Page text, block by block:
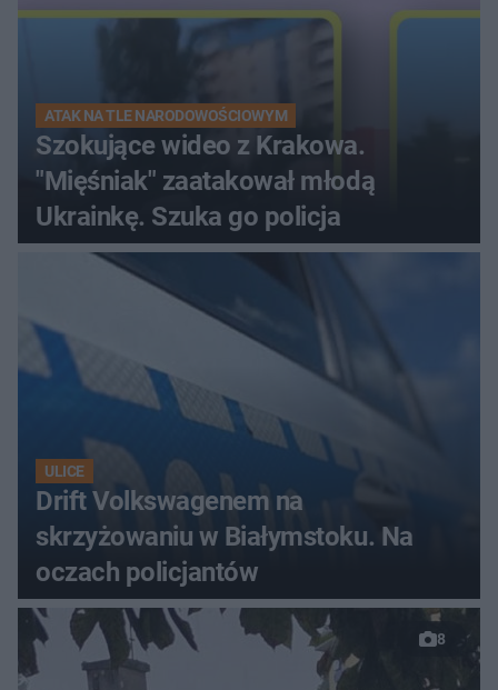
ATAK NA TLE NARODOWOŚCIOWYM
Szokujące wideo z Krakowa.
"Mięśniak" zaatakował młodą
Ukrainkę. Szuka go policja
ULICE
Drift Volkswagenem na
skrzyżowaniu w Białymstoku. Na
oczach policjantów
8